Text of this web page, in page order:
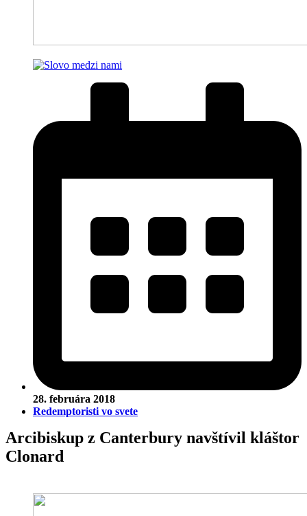
28. februára 2018
Redemptoristi vo svete
Arcibiskup z Canterbury navštívil kláštor
Clonard